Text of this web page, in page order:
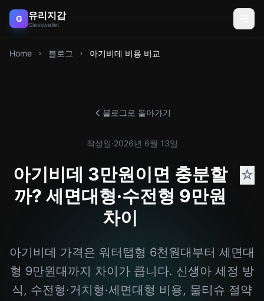
G 유리지갑
Glasswallet
Home 블로그 아기비데 비용 비교
블로그로 돌아가기
작성일·2026년 6월 13일
아기비데 3만원이면 충분할
까? 세면대형·수전형 9만원
차이
☆
아기비데 가격은 워터탭형 6천원대부터 세면대
형 9만원대까지 차이가 큽니다. 신생아 세정 방
식, 수전형·거치형·세면대형 비용, 물티슈 절약